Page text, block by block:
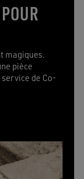
magiques.
pièce
de Co-